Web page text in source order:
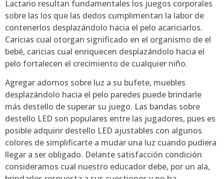
Lactario resultan fundamentales los juegos corporales
sobre las los que las dedos cumplimentan la labor de
contenerlos desplazándolo hacia el pelo acariciarlos.
Caricias cual otorgan significado en el organismo de el
bebé, caricias cual enriquecen desplazándolo hacia el
pelo fortalecen el crecimiento de cualquier niño.
Agregar adornos sobre luz a su bufete, muebles
desplazándolo hacia el pelo paredes puede brindarle
más destello de superar su juego. Las bandas sobre
destello LED son populares entre las jugadores, pues es
posible adquirir destello LED ajustables con algunos
colores de simplificarte a mudar una luz cuando pudiera
llegar a ser obligado. Delante satisfacción condición
consideramos cual nuestro educador debe, por un ala,